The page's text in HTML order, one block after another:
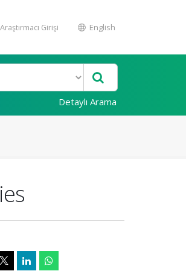
Araştırmacı Girişi English
Detaylı Arama